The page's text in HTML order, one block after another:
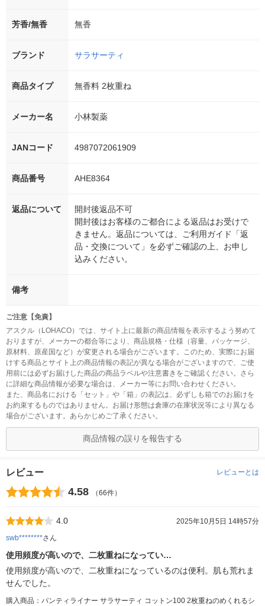
芳香/無香 無香
ブランド サラサーティ
商品タイプ 無香料 2枚重ね
メーカー名 小林製薬
JANコード 4987072061909
商品番号 AHE8364
返品について
開封後返品不可
開封後はお客様のご都合による返品はお受けで
きません。返品については、ご利用ガイド「返
品・交換について」を必ずご確認の上、お申し
込みください。
備考
ご注意【免責】
アスクル（LOHACO）では、サイト上に最新の商品情報を表示するよう努めて
おりますが、メーカーの都合等により、商品規格・仕様（容量、パッケージ、
原材料、原産国など）が変更される場合がございます。このため、実際にお届
けする商品とサイト上の商品情報の表記が異なる場合がございますので、ご使
用前には必ずお届けした商品の商品ラベルや注意書きをご確認ください。さら
に詳細な商品情報が必要な場合は、メーカー等にお問い合わせください。
また、商品名における「セット」や「箱」の表記は、必ずしも箱でのお届けを
お約束するものではありません。お届け形態は倉庫の在庫状況等により異なる
場合がございます。あらかじめご了承ください。
商品情報の誤りを報告する
レビュー レビューとは
4.58 （66件）
4.0
2025年10月5日 14時57分
swb********さん
使用頻度が高いので、二枚重ねになってい…
使用頻度が高いので、二枚重ねになっているのは便利。肌も荒れま
せんでした。
購入商品：パンティライナー サラサーティ コットン100 2枚重ねのめくれるシ